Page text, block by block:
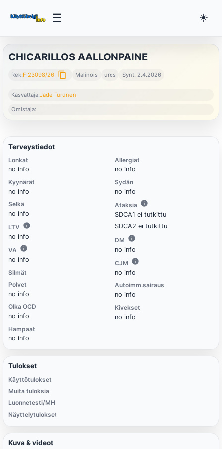
☰ ☀️
CHICARILLOS AALLONPAINE
Rek:FI23098/26 content_copy Malinois uros Synt. 2.4.2026
Kasvattaja:Jade Turunen
Omistaja:
Terveystiedot
Lonkat
no info
Kyynärät
no info
Selkä
no info
LTV
no info
VA
no info
Silmät
Polvet
no info
Olka OCD
no info
Hampaat
no info
Allergiat
no info
Sydän
no info
Ataksia
SDCA1 ei tutkittu
SDCA2 ei tutkittu
DM
no info
CJM
no info
Autoimm.sairaus
no info
Kivekset
no info
Tulokset
Käyttötulokset
Muita tuloksia
Luonnetesti/MH
Näyttelytulokset
Kuva & videot